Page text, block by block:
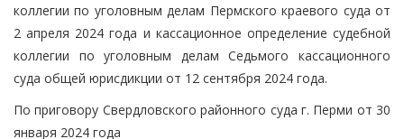
коллегии по уголовным делам Пермского краевого суда от
2 апреля 2024 года и кассационное определение судебной
коллегии по уголовным делам Седьмого кассационного
суда общей юрисдикции от 12 сентября 2024 года.
По приговору Свердловского районного суда г. Перми от 30
января 2024 года